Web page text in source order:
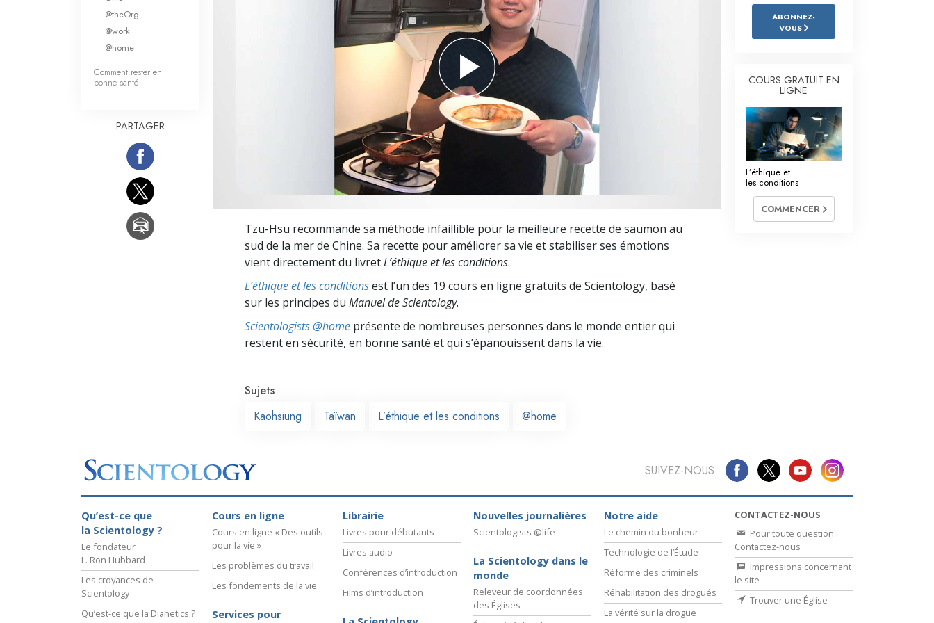
L’échelle des tons émotionnels
Réponses aux drogues
Des outils pour le monde du travail
L’éthique et les conditions
La raison de l’oppression
Les investigations
Les fondements de l’organisation
Tzu-Hsu recommande sa méthode infaillible pour la meilleure recette de saumon au
sud de la mer de Chine. Sa recette pour améliorer sa vie et stabiliser ses émotions
vient directement du livretL’éthique et les conditions.
L’éthique et les conditionsest l’un des 19 cours en ligne gratuits de Scientology, basé
sur les principes du Manuel de Scientology.
Scientologists @home présente de nombreuses personnes dans le monde entier qui
restent en sécurité, en bonne santé et qui s’épanouissent dans la vie.
Sujets
Kaohsiung
Taïwan L’éthique et les conditions @home
@theOrg
@work
@home
Comment rester en
bonne santé
PARTAGER
ABONNEZ-
VOUS
COURS GRATUIT EN
LIGNE
L’éthique et
les conditions
COMMENCER
SUIVEZ-NOUS
Qu’est-ce que
la Scientology ?
Le fondateur
L. Ron Hubbard
Les croyances de
Scientology
Qu’est-ce que la Dianetics ?
Cours en ligne
Cours en ligne « Des outils
pour la vie »
Les problèmes du travail
Les fondements de la vie
Services pour
Librairie
Livres pour débutants
Livres audio
Conférences d’introduction
Films d’introduction
Nouvelles journalières
Scientologists @life
La Scientology dans le
monde
Releveur de coordonnées
des Églises
Notre aide
Le chemin du bonheur
Technologie de l’Étude
Réforme des criminels
Réhabilitation des drogués
La vérité sur la drogue
CONTACTEZ-NOUS
Pour toute question :
Contactez-nous
Impressions concernant
le site
Trouver une Église